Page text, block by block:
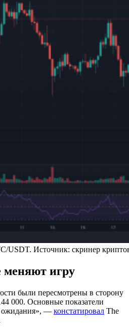
USDT. Источник: скринер
игру
были пересмотрены в сторону
000. Основные показатели
ожидания», — констатировал The